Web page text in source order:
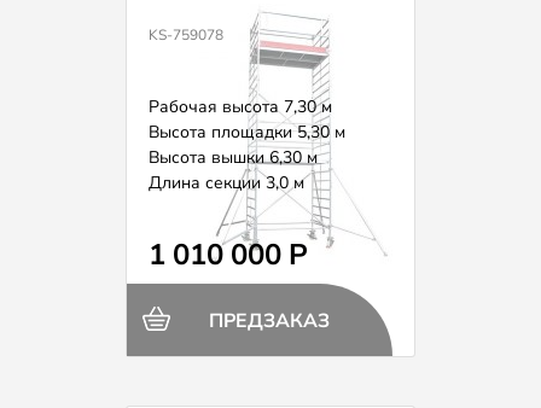
KS-759078
Рабочая высота 7,30 м
Высота площадки 5,30 м
Высота вышки 6,30 м
Длина секции 3,0 м
Вес 288,0 кг
1 010 000 Р
ПРЕДЗАКАЗ